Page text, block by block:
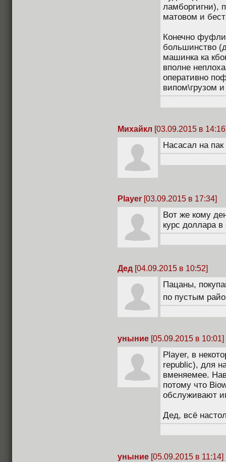
ламборгигни),
матовом и
Конечно
большинство
машинка ка
вполне
оперативно
випом\грузом
Михайкл [03.09.2015 в
Насасал на
Player [03.09.2015 в 17:34]
Вот же кому
курс доллара
Дед [04.09.2015 в 10:52]
Пацаны,
по пустым
уныние [05.09.2015 в 10:01]
Player, в
republic), для
вменяемее.
потому что
обслуживают
Дед, всё
уныние [05.09.2015 в 11:14]